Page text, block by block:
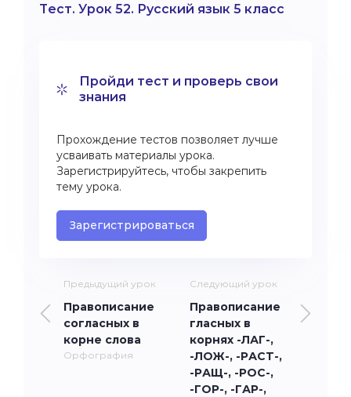
Тест. Урок 52. Русский язык 5 класс
Пройди тест и проверь свои
знания
Прохождение тестов позволяет лучше
усваивать материалы урока.
Зарегистрируйтесь, чтобы закрепить
тему урока.
Зарегистрироваться
Предыдущий урок
Правописание
согласных в
корне слова
Орфография
Следующий урок
Правописание
гласных в
корнях -ЛАГ-,
-ЛОЖ-, -РАСТ-,
-РАЩ-, -РОС-,
-ГОР-, -ГАР-,